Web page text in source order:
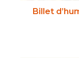
Billet